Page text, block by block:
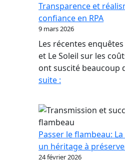
Transparence et
confiance en RPA
9 mars 2026
Les récentes
et Le Soleil sur les
ont suscité beaucoup
suite :
:
Le
nouveau
contrat
Passer le flambeau:
un héritage à
24 février 2026